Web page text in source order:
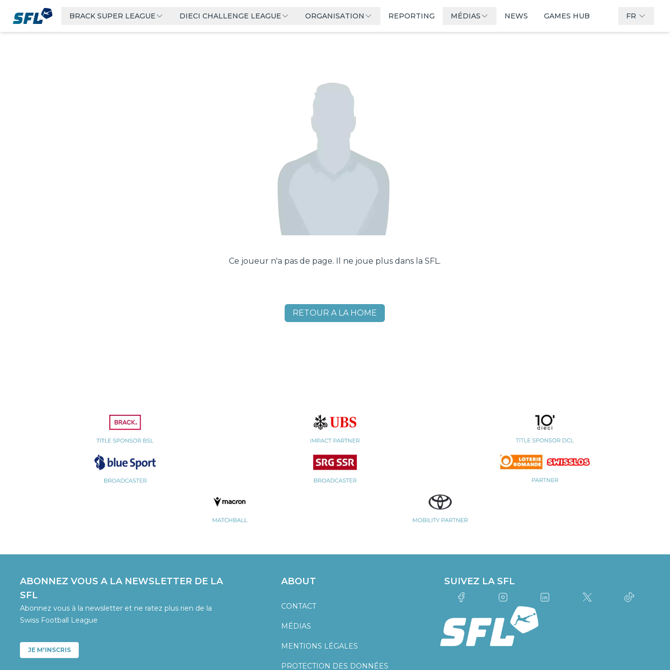
Swiss Football LeagueBRACK SUPER LEAGUE DIECI CHALLENGE LEAGUE ORGANISATION REPORTING MÉDIAS NEWS GAMES HUB FR
Ce joueur n'a pas de page. Il ne joue plus dans la SFL.
RETOUR A LA HOME
ABONNEZ VOUS A LA NEWSLETTER DE LA
SFL
Abonnez vous à la newsletter et ne ratez plus rien de la
Swiss Football League
JE M'INSCRIS
ABOUT
CONTACT
MÉDIAS
MENTIONS LÉGALES
PROTECTION DES DONNÉES
SUIVEZ LA SFL